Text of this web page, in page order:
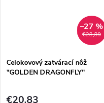
€28,89
–27 %
Celokovový zatvárací nôž
"GOLDEN DRAGONFLY"
€20,83